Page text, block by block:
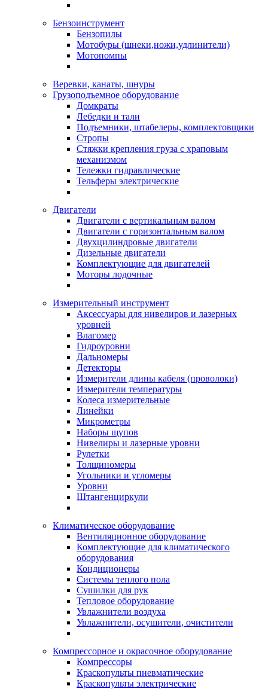
Бензоинструмент
Бензопилы
Мотобуры (шнеки,ножи,удлинители)
Мотопомпы
Веревки, канаты, шнуры
Грузоподъемное оборудование
Домкраты
Лебедки и тали
Подъемники, штабелеры, комплектовщики
Стропы
Стяжки крепления груза с храповым
механизмом
Тележки гидравлические
Тельферы электрические
Двигатели
Двигатели с вертикальным валом
Двигатели с горизонтальным валом
Двухцилиндровые двигатели
Дизельные двигатели
Комплектующие для двигателей
Моторы лодочные
Измерительный инструмент
Аксессуары для нивелиров и лазерных
уровней
Влагомер
Гидроуровни
Дальномеры
Детекторы
Измерители длины кабеля (проволоки)
Измерители температуры
Колеса измерительные
Линейки
Микрометры
Наборы щупов
Нивелиры и лазерные уровни
Рулетки
Толщиномеры
Угольники и угломеры
Уровни
Штангенциркули
Климатическое оборудование
Вентиляционное оборудование
Комплектующие для климатического
оборудования
Кондиционеры
Системы теплого пола
Сушилки для рук
Тепловое оборудование
Увлажнители воздуха
Увлажнители, осушители, очистители
Компрессорное и окрасочное оборудование
Компрессоры
Краскопульты пневматические
Краскопульты электрические